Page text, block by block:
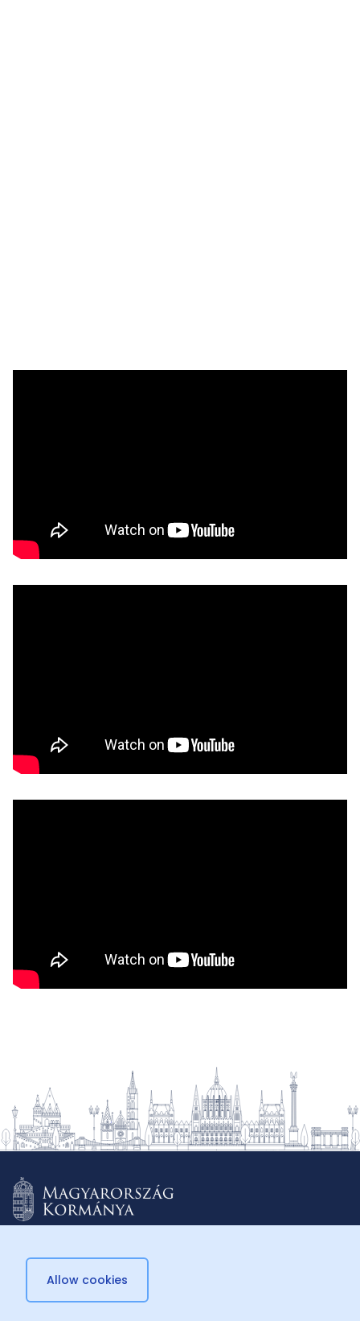
© 2026 Külügyminisztérium
Allow cookies